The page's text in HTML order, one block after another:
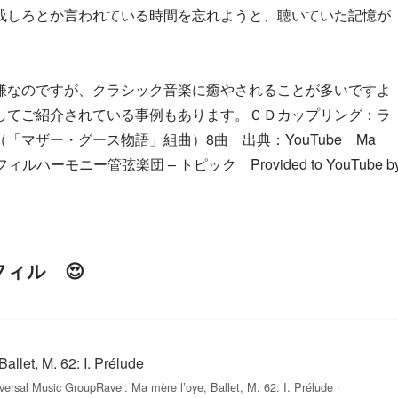
ろとか言われている時間を忘れようと、聴いていた記憶が
のですが、クラシック音楽に癒やされることが多いですよ
ご紹介されている事例もあります。ＣＤカップリング：ラ
マザー・グース物語」組曲）8曲 出典：YouTube Ma
ルハーモニー管弦楽団 – トピック Provided to YouTube
ィル 😍
M. 62: I. Prélude
Music GroupRavel: Ma mère l’oye, Ballet, M. 62: I. Prélude ·